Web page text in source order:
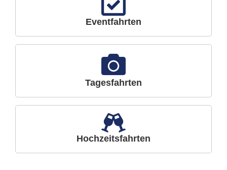
Eventfahrten
Tagesfahrten
Hochzeitsfahrten